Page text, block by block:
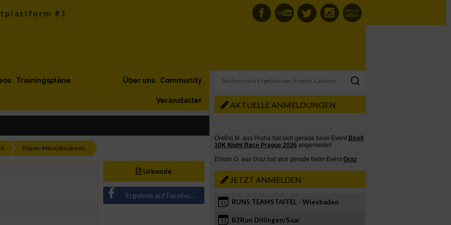
Trainingspläne Community
Über uns
Veranstalter
Stipan-Matej Boskovic
Urkunde
Ergebnis auf Facebook teilen
AKTUELLE ANMELDUNGEN
JETZT ANMELDEN
12 RUN5 TEAMSTAFFEL - Wiesbaden
13 B2Run Dillingen/Saar